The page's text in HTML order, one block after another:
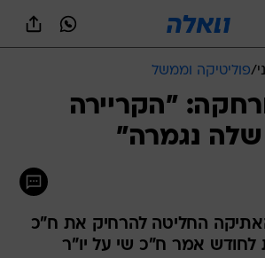
/פוליטיקה וממשל
"הקריירה
שלה נגמרה"
החליטה להרחיק את ח"כ
לחודש אמר ח"כ שי על יו"ר